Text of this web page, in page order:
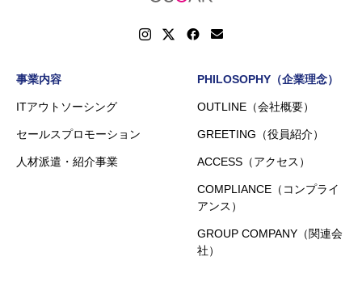
事業内容
ITアウトソーシング
セールスプロモーション
人材派遣・紹介事業
PHILOSOPHY（企業理念）
OUTLINE（会社概要）
GREETING（役員紹介）
ACCESS（アクセス）
COMPLIANCE（コンプライ
アンス）
GROUP COMPANY（関連会
社）